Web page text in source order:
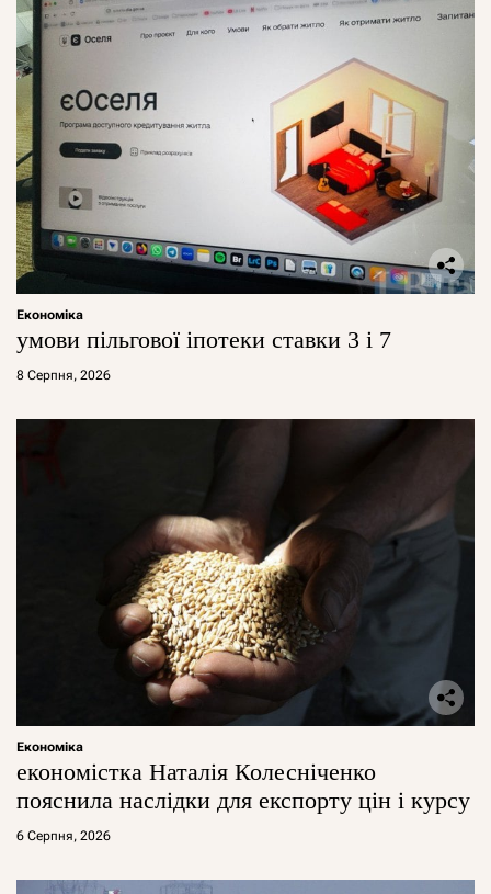
Економіка
умови пільгової іпотеки ставки 3 і 7
8 Серпня, 2026
Економіка
економістка Наталія Колесніченко
пояснила наслідки для експорту цін і курсу
6 Серпня, 2026